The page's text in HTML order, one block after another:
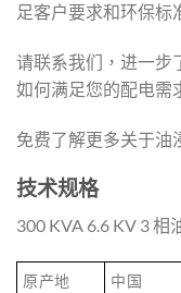
足客户要求和环保标
请联系我们，进一步
如何满足您的配电需
免费了解更多关于油
技术规格
300 KVA 6.6 KV 3
原产地 中国